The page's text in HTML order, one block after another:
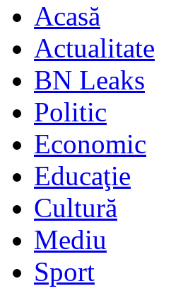
Acasă
Actualitate
BN Leaks
Politic
Economic
Educaţie
Cultură
Mediu
Sport